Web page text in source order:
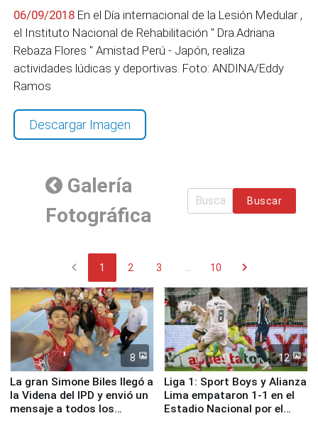
06/09/2018 En el Día internacional de la Lesión Medular ,
el Instituto Nacional de Rehabilitación " Dra.Adriana
Rebaza Flores " Amistad Perú - Japón, realiza
actividades lúdicas y deportivas. Foto: ANDINA/Eddy
Ramos
Descargar Imagen
Galería
Fotográfica
Buscar
chevron_left 1 2 3 10 chevron_right
8
La gran Simone Biles llegó a
la Videna del IPD y envió un
mensaje a todos los
12
Liga 1: Sport Boys y Alianza
Lima empataron 1-1 en el
Estadio Nacional por el